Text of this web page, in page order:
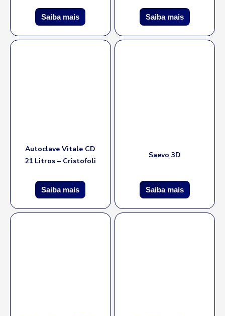
Saiba mais Saiba mais
Autoclave Vitale CD
21 Litros – Cristofoli
Saiba mais
Saevo 3D
Saiba mais